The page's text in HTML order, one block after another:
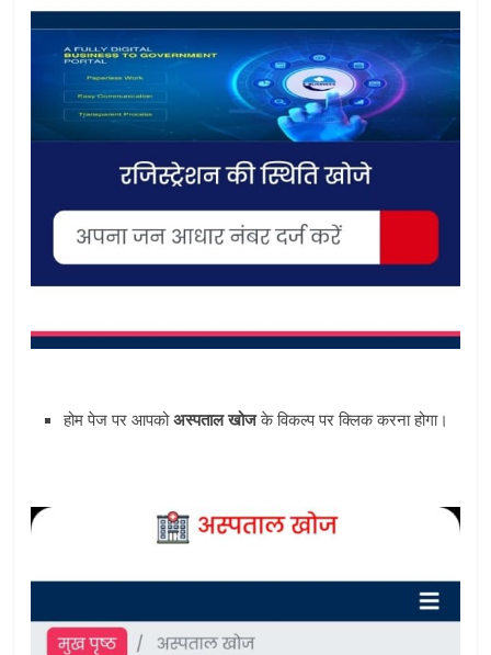
होम पेज पर आपकोअस्‍पताल खोजके विकल्प पर क्लिक करना होगा।